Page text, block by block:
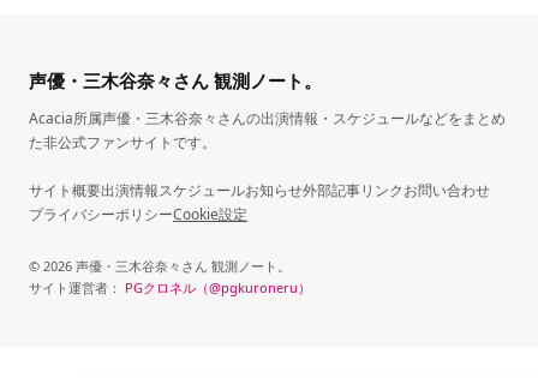
声優・三木谷奈々さん 観測ノート。
Acacia所属声優・三木谷奈々さんの出演情報・スケジュールなどをまとめ
た非公式ファンサイトです。
サイト概要出演情報スケジュールお知らせ外部記事リンクお問い合わせ
プライバシーポリシーCookie設定
© 2026 声優・三木谷奈々さん 観測ノート。
サイト運営者： PGクロネル（@pgkuroneru）